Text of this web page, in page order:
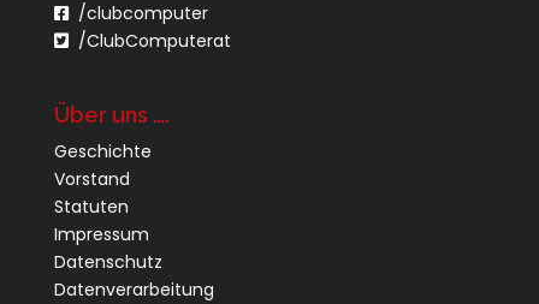
/clubcomputer
/ClubComputerat
Über uns ….
Geschichte
Vorstand
Statuten
Impressum
Datenschutz
Datenverarbeitung